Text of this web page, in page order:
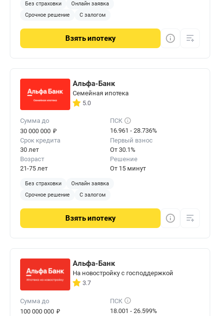
Без страховки
Онлайн заявка
Срочное решение
С залогом
Взятьипотеку
Альфа-Банк
Семейная ипотека
5.0
Сумма до
30 000 000 ₽
ПСК
16.961 - 28.736%
Срок кредита
30 лет
Первый взнос
От 30.1%
Возраст
21-75 лет
Решение
От 15 минут
Без страховки
Онлайн заявка
Срочное решение
С залогом
Взятьипотеку
Альфа-Банк
На новостройку с господдержкой
3.7
Сумма до
100 000 000 ₽
ПСК
18.001 - 26.599%